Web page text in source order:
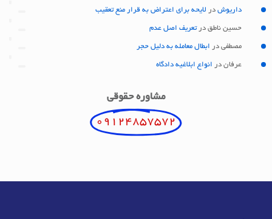
داریوش در لایحه برای اعتراض به قرار منع تعقیب
حسین ناطق درتعریف اصل عدم
مصطفی در ابطال معامله به دلیل حجر
عرفان در انواع ابلاغیه دادگاه
مشاوره حقوقی
09124857572